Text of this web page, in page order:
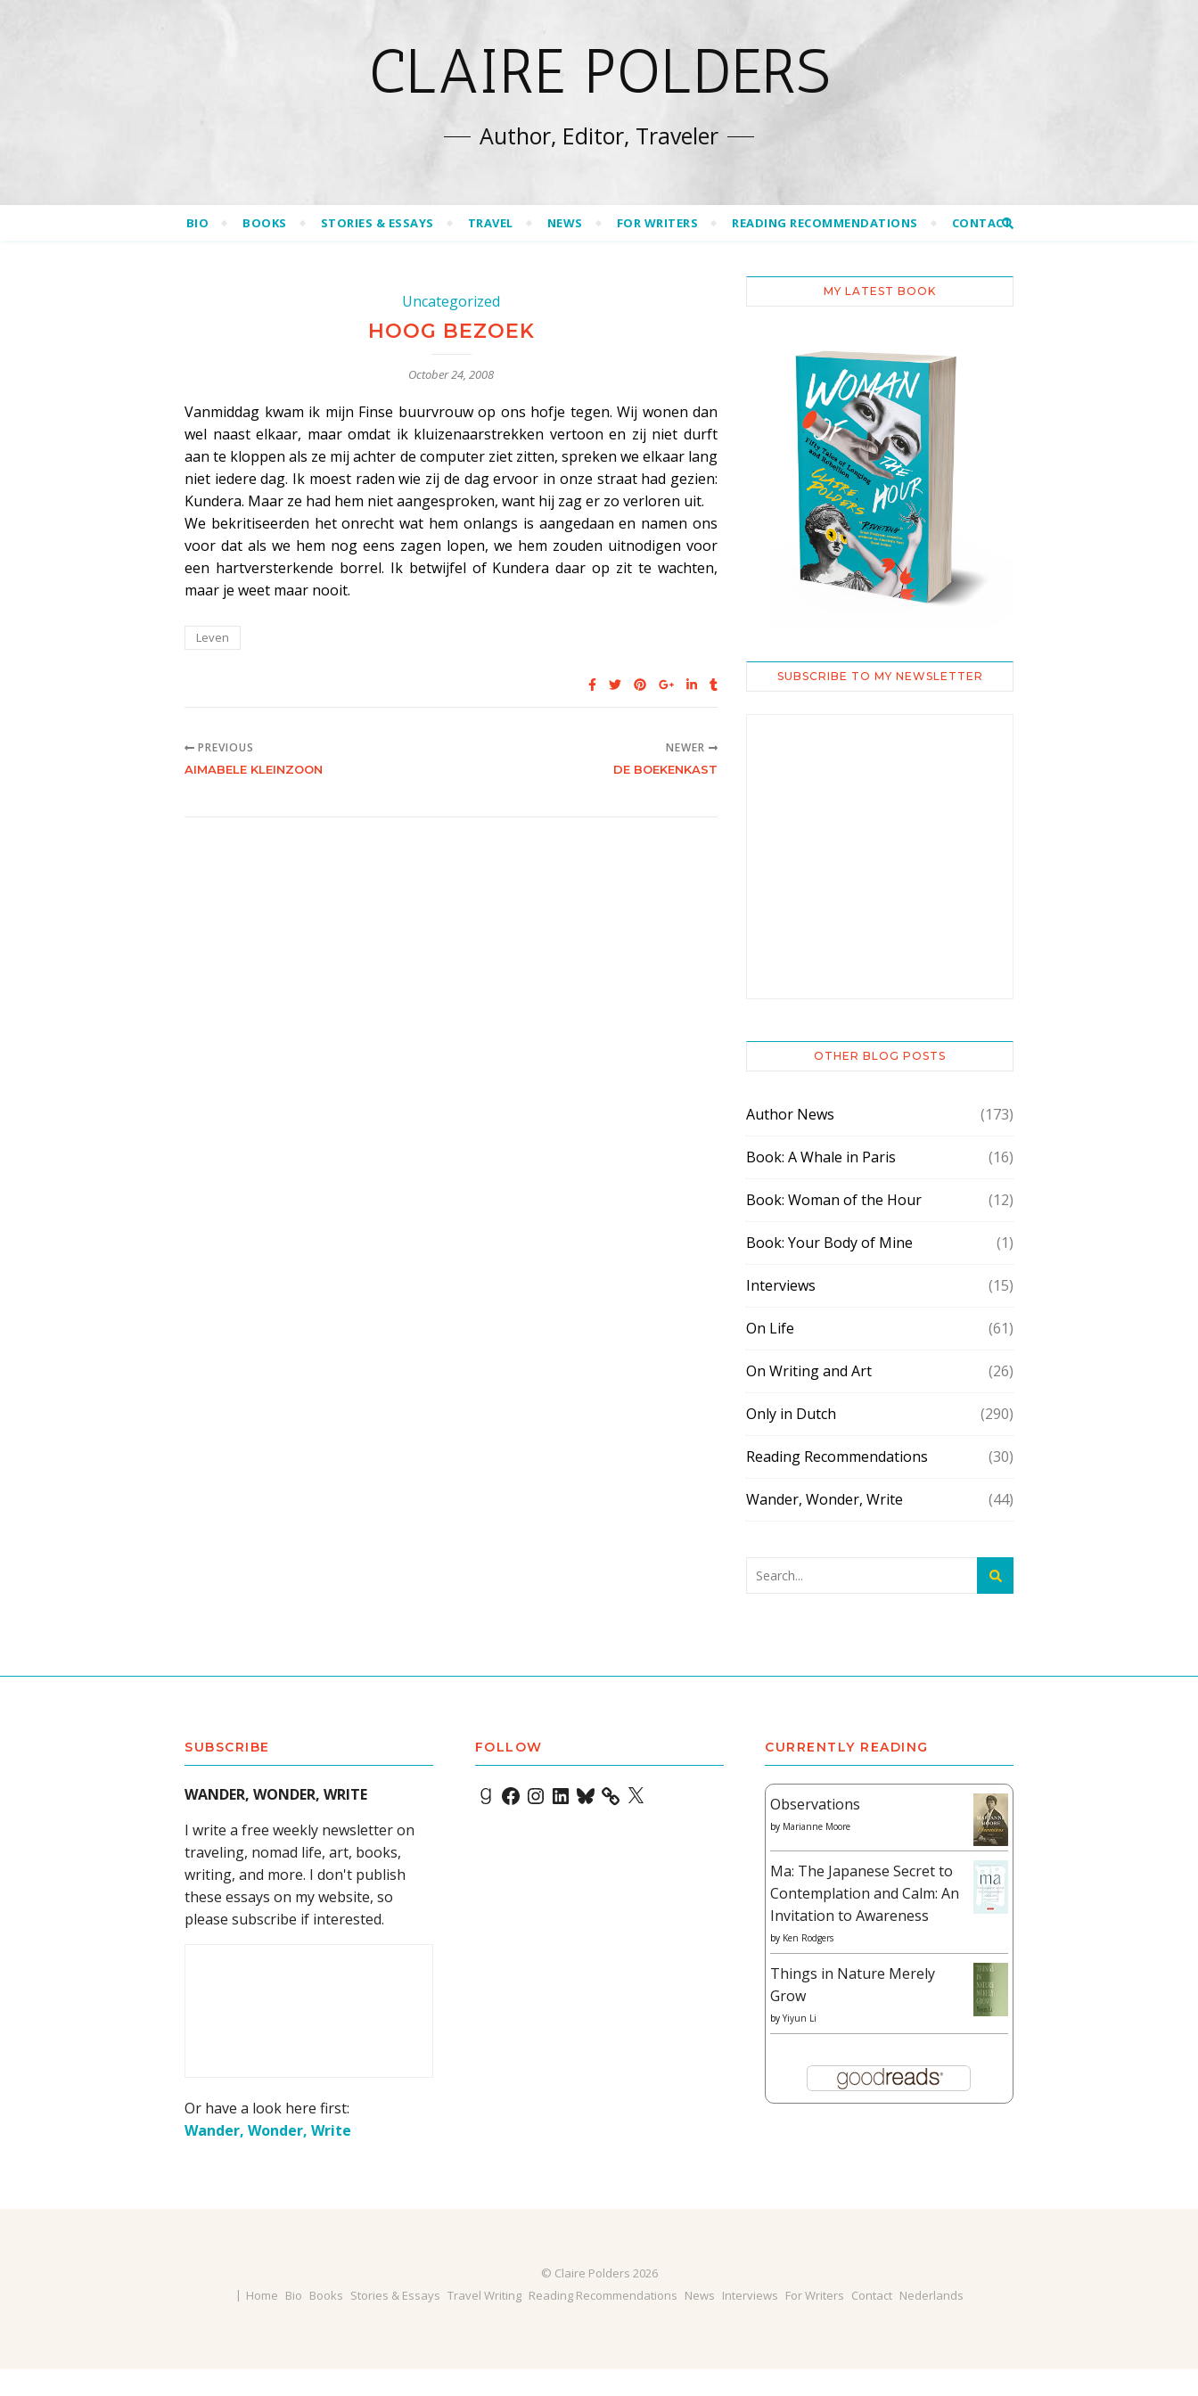
CLAIRE POLDERS
Author, Editor, Traveler
BIO BOOKS STORIES & ESSAYS TRAVEL NEWS FOR WRITERS READING RECOMMENDATIONS CONTACT
Uncategorized
HOOG BEZOEK
October 24, 2008
Vanmiddag kwam ik mijn Finse buurvrouw op ons hofje tegen. Wij wonen dan
wel naast elkaar, maar omdat ik kluizenaarstrekken vertoon en zij niet durft
aan te kloppen als ze mij achter de computer ziet zitten, spreken we elkaar lang
niet iedere dag. Ik moest raden wie zij de dag ervoor in onze straat had gezien:
Kundera. Maar ze had hem niet aangesproken, want hij zag er zo verloren uit.
We bekritiseerden het onrecht wat hem onlangs is aangedaan en namen ons
voor dat als we hem nog eens zagen lopen, we hem zouden uitnodigen voor
een hartversterkende borrel. Ik betwijfel of Kundera daar op zit te wachten,
maar je weet maar nooit.
Leven
PREVIOUS
AIMABELE KLEINZOON
NEWER
DE BOEKENKAST
MY LATEST BOOK
SUBSCRIBE TO MY NEWSLETTER
OTHER BLOG POSTS
Author News (173)
Book: A Whale in Paris (16)
Book: Woman of the Hour (12)
Book: Your Body of Mine (1)
Interviews (15)
On Life (61)
On Writing and Art (26)
Only in Dutch (290)
Reading Recommendations (30)
Wander, Wonder, Write (44)
SUBSCRIBE
WANDER, WONDER, WRITE
I write a free weekly newsletter on
traveling, nomad life, art, books,
writing, and more. I don't publish
these essays on my website, so
please subscribe if interested.
Or have a look here first:
Wander, Wonder, Write
FOLLOW
Goodreads
Facebook
Instagram
LinkedIn
Bluesky X
CURRENTLY READING
Observations
by Marianne Moore
Ma: The Japanese Secret to
Contemplation and Calm: An
Invitation to Awareness
by Ken Rodgers
Things in Nature Merely
Grow
by Yiyun Li
© Claire Polders 2026
Home Bio Books Stories & Essays Travel Writing Reading Recommendations News Interviews For Writers Contact Nederlands